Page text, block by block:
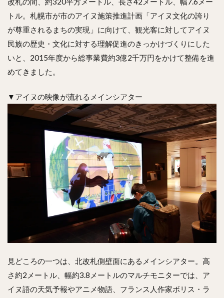
トル。札幌市が市のアイヌ施策推進計画「アイヌ文化の誇り
が尊重されるまちの実現」に向けて、観光客に対してアイヌ
民族の歴史・文化に対する理解促進のきっかけづくりにした
いと、2015年度から総事業費約3億2千万円をかけて整備を進
めてきました。
▼アイヌの映像が流れるメインシアター
見どころの一つは、北改札側壁面にあるメインシアター。高
さ約2メートル、幅約3.8メートルのマルチモニターでは、ア
イヌ語の天気予報やアニメ物語、フランス人作家ボリス・ラ